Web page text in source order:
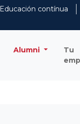
Educación contínua
Alumni
Tu